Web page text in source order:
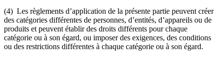
(4) Les règlements d’application de la présente partie peuvent créer
des catégories différentes de personnes, d’entités, d’appareils ou de
produits et peuvent établir des droits différents pour chaque
catégorie ou à son égard, ou imposer des exigences, des conditions
ou des restrictions différentes à chaque catégorie ou à son égard.